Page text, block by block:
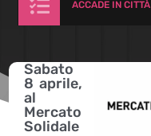
 ACCADE IN CITTÀ
Sabato
8 aprile,
al
Mercato
Solidale